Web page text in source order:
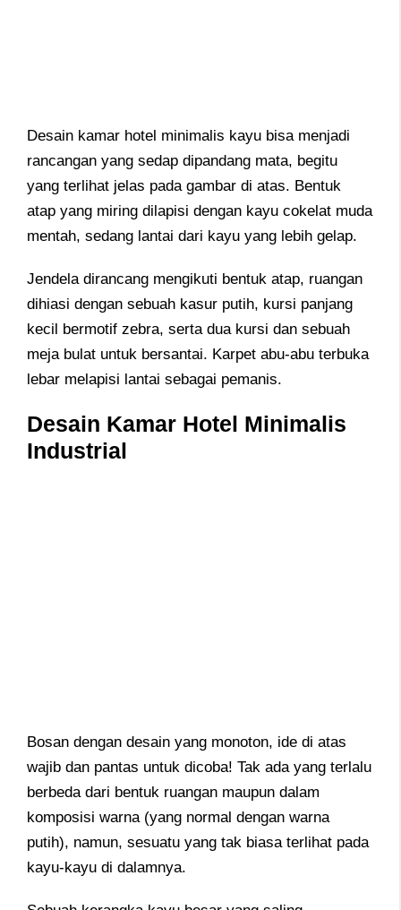
Desain kamar hotel minimalis kayu bisa menjadi
rancangan yang sedap dipandang mata, begitu
yang terlihat jelas pada gambar di atas. Bentuk
atap yang miring dilapisi dengan kayu cokelat muda
mentah, sedang lantai dari kayu yang lebih gelap.
Jendela dirancang mengikuti bentuk atap, ruangan
dihiasi dengan sebuah kasur putih, kursi panjang
kecil bermotif zebra, serta dua kursi dan sebuah
meja bulat untuk bersantai. Karpet abu-abu terbuka
lebar melapisi lantai sebagai pemanis.
Desain Kamar Hotel Minimalis
Industrial
Bosan dengan desain yang monoton, ide di atas
wajib dan pantas untuk dicoba! Tak ada yang terlalu
berbeda dari bentuk ruangan maupun dalam
komposisi warna (yang normal dengan warna
putih), namun, sesuatu yang tak biasa terlihat pada
kayu-kayu di dalamnya.